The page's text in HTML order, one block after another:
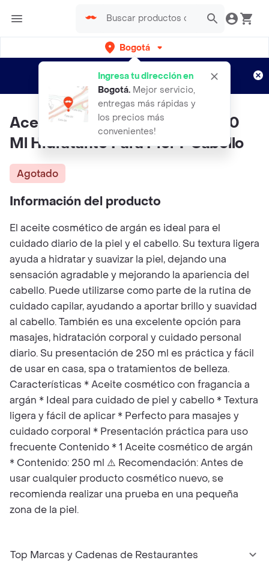
Bogotá
Ingresa tu dirección en
Bogotá. Mejor servicio,
entregas más rápidas y
los precios más
convenientes!
envíos gratis por semanas
Aplican TyC
Aceite Cosmético De Argán 250
Ml Hidratante Para Piel Y Cabello
Agotado
Información del producto
El aceite cosmético de argán es ideal para el
cuidado diario de la piel y el cabello. Su textura ligera
ayuda a hidratar y suavizar la piel, dejando una
sensación agradable y mejorando la apariencia del
cabello. Puede utilizarse como parte de la rutina de
cuidado capilar, ayudando a aportar brillo y suavidad
al cabello. También es una excelente opción para
masajes, hidratación corporal y cuidado personal
diario. Su presentación de 250 ml es práctica y fácil
de usar en casa, spa o tratamientos de belleza.
Características * Aceite cosmético con fragancia a
argán * Ideal para cuidado de piel y cabello * Textura
ligera y fácil de aplicar * Perfecto para masajes y
cuidado corporal * Presentación práctica para uso
frecuente Contenido * 1 Aceite cosmético de argán
* Contenido: 250 ml ⚠️ Recomendación: Antes de
usar cualquier producto cosmético nuevo, se
recomienda realizar una prueba en una pequeña
zona de la piel.
Top Marcas y Cadenas de Restaurantes